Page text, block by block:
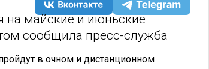
на майские и июньские
сообщила пресс-служба
в очном и дистанционном